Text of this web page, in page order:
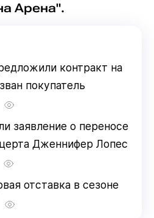
Арена".
контракт на
покупатель
заявление о переносе
Дженнифер Лопес
отставка в сезоне